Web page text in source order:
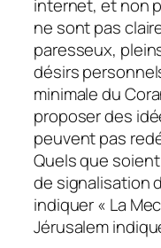
internet, et non
ne sont pas
paresseux,
désirs
minimale du
proposer des
peuvent pas
Quels que
de signalisation
indiquer « La
Jérusalem